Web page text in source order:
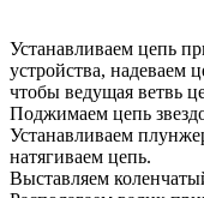
Устанавливаем цепь
устройства, надеваем
чтобы ведущая ветвь
Поджимаем цепь
Устанавливаем
натягиваем цепь.
Выставляем